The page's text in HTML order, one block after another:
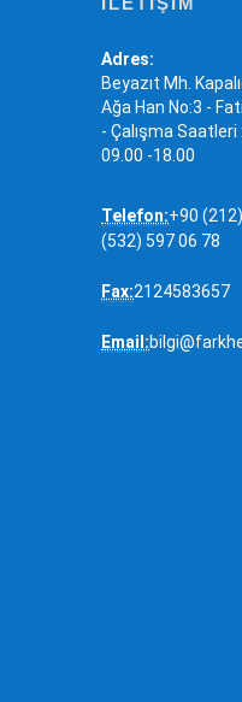
Cezveli
İLETIŞIM
Adres:
Ağa Han No:3 -